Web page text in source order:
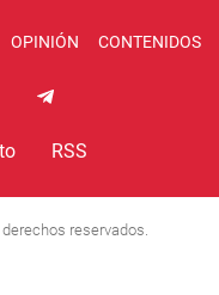
OPINIÓN CONTENIDOS
RSS
reservados.